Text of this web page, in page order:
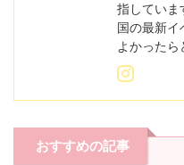
指していま
国の最新イ
よかったら
おすすめの記事